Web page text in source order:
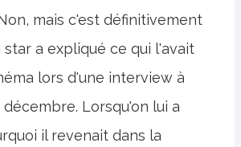
mais c'est définitivement
a expliqué ce qui l'avait
lors d'une interview à
Lorsqu'on lui a
il revenait dans la